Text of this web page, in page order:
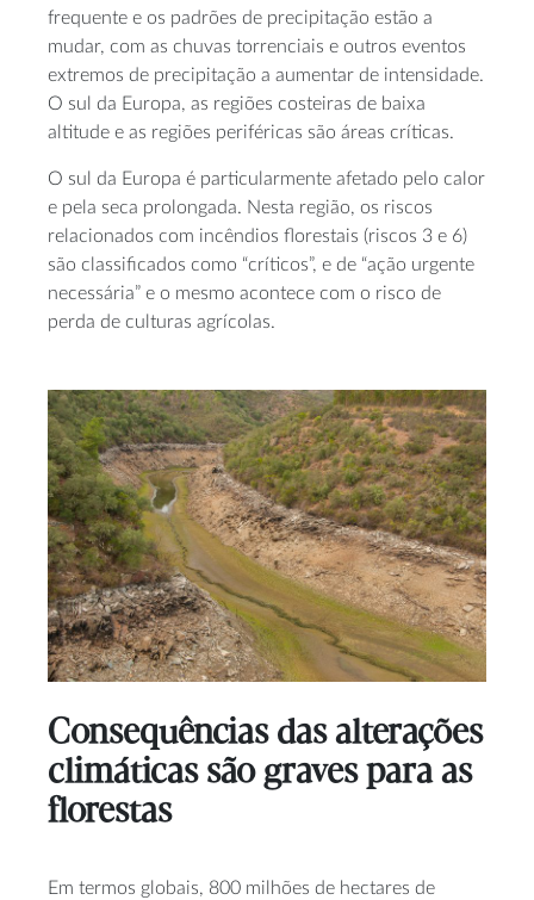
frequente e os padrões de precipitação estão a
mudar, com as chuvas torrenciais e outros eventos
extremos de precipitação a aumentar de intensidade.
O sul da Europa, as regiões costeiras de baixa
altitude e as regiões periféricas são áreas críticas.
O sul da Europa é particularmente afetado pelo calor
e pela seca prolongada. Nesta região, os riscos
relacionados com incêndios florestais (riscos 3 e 6)
são classificados como “críticos”, e de “ação urgente
necessária” e o mesmo acontece com o risco de
perda de culturas agrícolas.
Consequências das alterações
climáticas são graves para as
florestas
Em termos globais, 800 milhões de hectares de